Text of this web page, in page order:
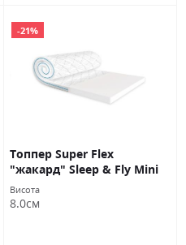
-21%
Топпер Super Flex
"жакард" Sleep & Fly Mini
Висота
8.0см